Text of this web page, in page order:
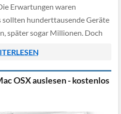
Erwartungen waren
sollten hunderttausende Geräte
später sogar Millionen. Doch
OSX auslesen - kostenlos